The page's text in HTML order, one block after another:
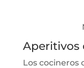
Aperitivos
Los cocineros